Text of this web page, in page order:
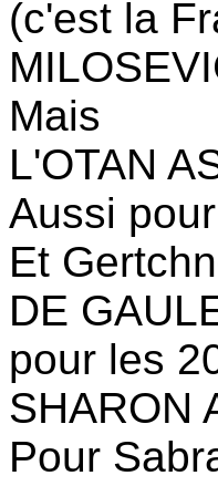
(c'est la
Mais
L'OTAN
Aussi
Et
DE
pour les
SHARON
Pour